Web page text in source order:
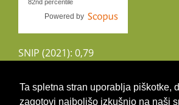
Ta spletna stran uporablja piškotke,
zagotovi najboljšo izkušnjo na naši
82nd percentile
Powered by
SNIP (2021): 0,79